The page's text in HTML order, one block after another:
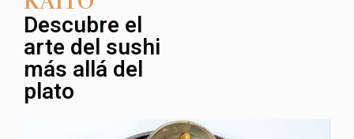
Descubre el
arte del sushi
más allá del
plato